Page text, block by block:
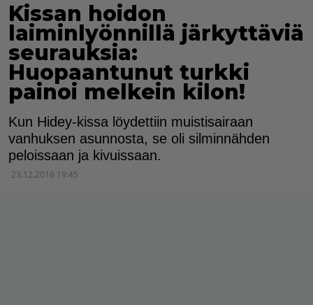
Kissan hoidon
laiminlyönnillä järkyttäviä
seurauksia:
Huopaantunut turkki
painoi melkein kilon!
Kun Hidey-kissa löydettiin muistisairaan
vanhuksen asunnosta, se oli silminnähden
peloissaan ja kivuissaan.
23.12.2016 19:45